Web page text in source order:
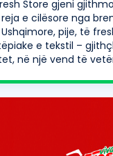
Store gjeni
e cilësore nga
pije, të
e tekstil –
në një vend të